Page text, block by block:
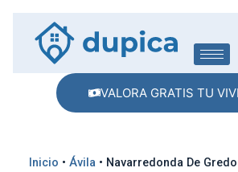
VALORA GRATIS TU
Inicio • Ávila • Navarredonda De